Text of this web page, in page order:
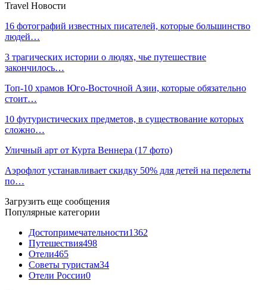
Travel Новости
16 фотографий известных писателей, которые большинство
людей…
3 трагических истории о людях, чье путешествие
закончилось…
Топ-10 храмов Юго-Восточной Азии, которые обязательно
стоит…
10 футуристических предметов, в существование которых
сложно…
Уличный арт от Курта Веннера (17 фото)
Аэрофлот устанавливает скидку 50% для детей на перелеты
по…
Загрузить еще сообщения
Популярные категории
Достопримечательности1362
Путешествия498
Отели465
Советы туристам34
Отели России0